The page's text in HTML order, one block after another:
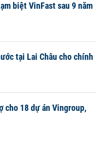
biệt VinFast sau 9 năm
tại Lai Châu cho chính
cho 18 dự án Vingroup,